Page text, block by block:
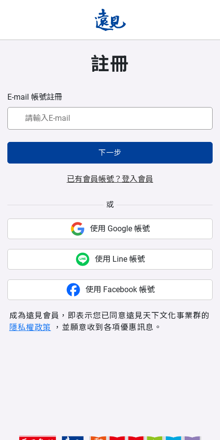
註冊
E-mail 帳號註冊
下一步
已有會員帳號？登入會員
或
使用 Google 帳號
使用 Line 帳號
使用 Facebook 帳號
成為遠見會員，即表示您已同意遠見天下文化事業群的
隱私權政策 ，並願意收到各項優惠訊息。